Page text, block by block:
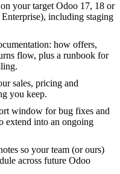
your target Odoo 17, 18 or
including staging
how offers,
flow, plus a runbook for
sales, pricing and
you keep.
window for bug fixes and
extend into an ongoing
so your team (or ours)
across future Odoo